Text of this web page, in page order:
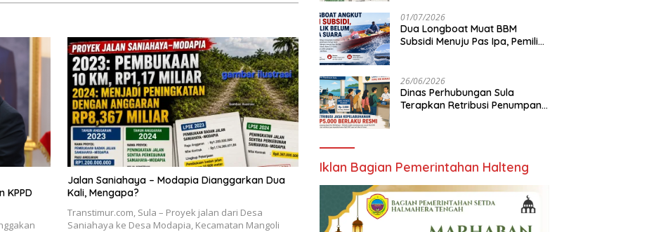
KPPD
Jalan Saniahaya – Modapia Dianggarkan Dua
Kali, Mengapa?
Transtimur.com, Sula – Proyek jalan dari Desa
Saniahaya ke Desa Modapia, Kecamatan Mangoli
01/07/2026
Dua Longboat Muat BBM
Subsidi Menuju Pas Ipa, Pemilik
26/06/2026
Dinas Perhubungan Sula
Terapkan Retribusi Penumpang
Iklan Bagian Pemerintahan Halteng